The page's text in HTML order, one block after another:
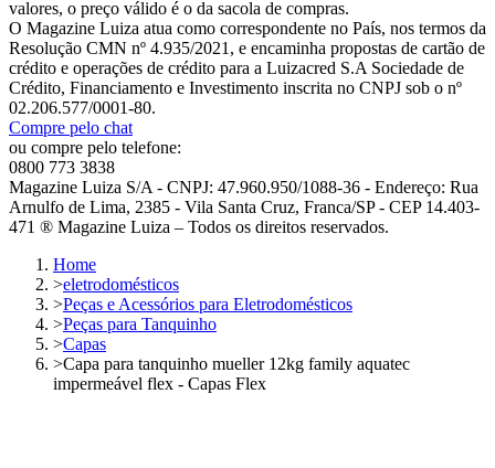
valores, o preço válido é o da sacola de compras.
O Magazine Luiza atua como correspondente no País, nos termos da
Resolução CMN nº 4.935/2021, e encaminha propostas de cartão de
crédito e operações de crédito para a Luizacred S.A Sociedade de
Crédito, Financiamento e Investimento inscrita no CNPJ sob o nº
02.206.577/0001-80.
Compre pelo chat
ou compre pelo telefone:
0800 773 3838
Magazine Luiza S/A - CNPJ: 47.960.950/1088-36 - Endereço: Rua
Arnulfo de Lima, 2385 - Vila Santa Cruz, Franca/SP - CEP 14.403-
471 ® Magazine Luiza – Todos os direitos reservados.
Home
>eletrodomésticos
>Peças e Acessórios para Eletrodomésticos
>Peças para Tanquinho
>Capas
>Capa para tanquinho mueller 12kg family aquatec
impermeável flex - Capas Flex